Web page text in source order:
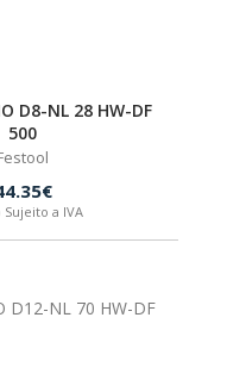
D8-NL 28 HW-DF
500
Sujeito a IVA